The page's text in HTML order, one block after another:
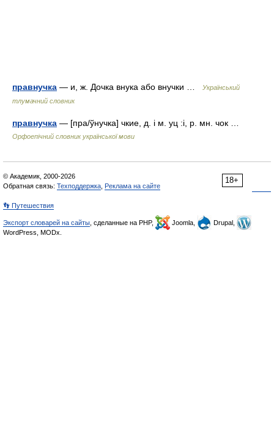
правнучка — и, ж. Дочка внука або внучки …
Український
тлумачний словник
правнучка — [пра/ўнучка] чкие, д. і м. уц :і, р. мн. чок …
Орфоепічний словник української мови
18+
© Академик, 2000-2026
Обратная связь: Техподдержка Реклама на сайте
👣 Путешествия
Экспорт словарей на сайты , сделанные на PHP, Joomla,
Drupal,
WordPress, MODx.